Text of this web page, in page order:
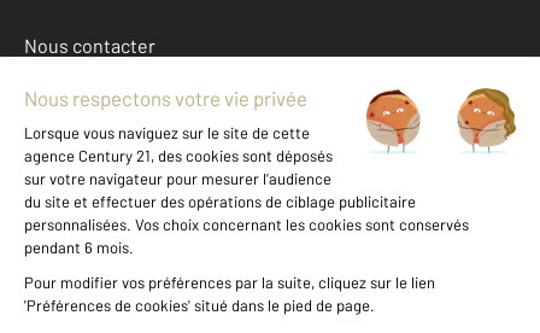
Nous contacter
Mentions légales & CGU et Barèmes d'honoraires
Données personnelles
Gestionnaire des cookies